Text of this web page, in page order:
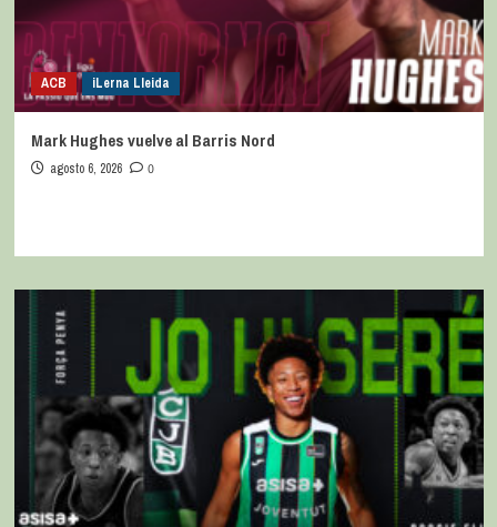
ACB iLerna Lleida
Mark Hughes vuelve al Barris Nord
agosto 6, 2026 0